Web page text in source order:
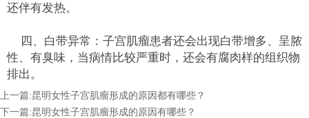
还伴有发热。
四、白带异常：子宫肌瘤患者还会出现白带增多、呈脓
性、有臭味，当病情比较严重时，还会有腐肉样的组织物
排出。
上一篇:昆明女性子宫肌瘤形成的原因都有哪些？
下一篇:昆明女性子宫肌瘤形成的原因有哪些？